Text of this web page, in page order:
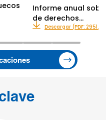
Informe anual
de derechos…
Descargar (PDF: